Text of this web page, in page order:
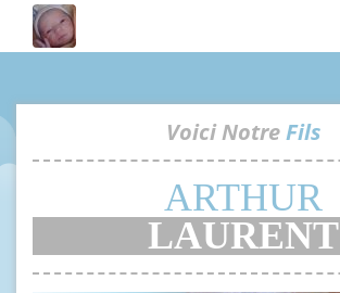
Voici NotreFils
ARTHUR
LAURENT